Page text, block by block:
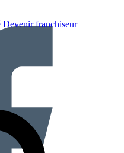
Devenir franchiseur